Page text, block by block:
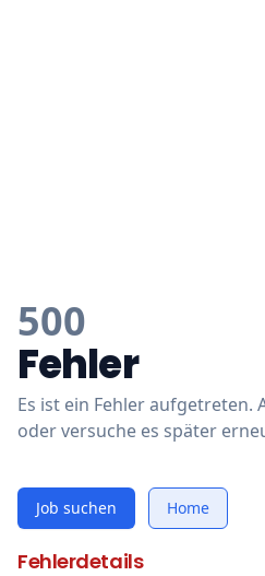
500
Fehler
Es ist ein Fehler aufgetreten.
oder versuche es später
Job suchen Home
Fehlerdetails